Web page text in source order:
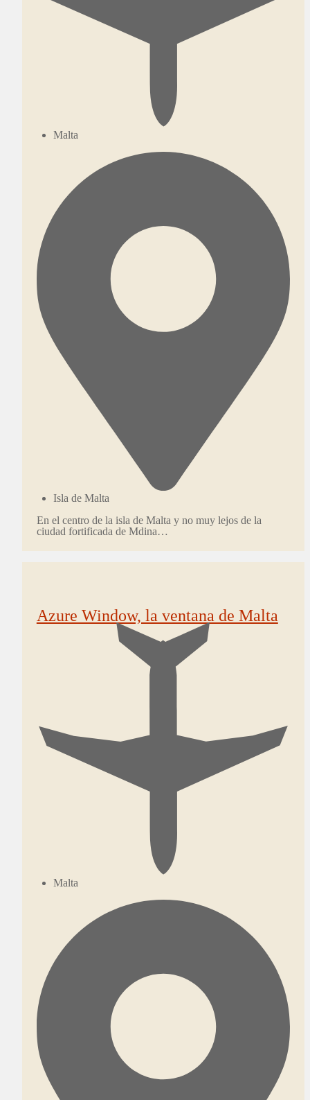
Malta
Isla de Malta
En el centro de la isla de Malta y no muy lejos de la
ciudad fortificada de Mdina…
Azure Window, la ventana de Malta
Malta